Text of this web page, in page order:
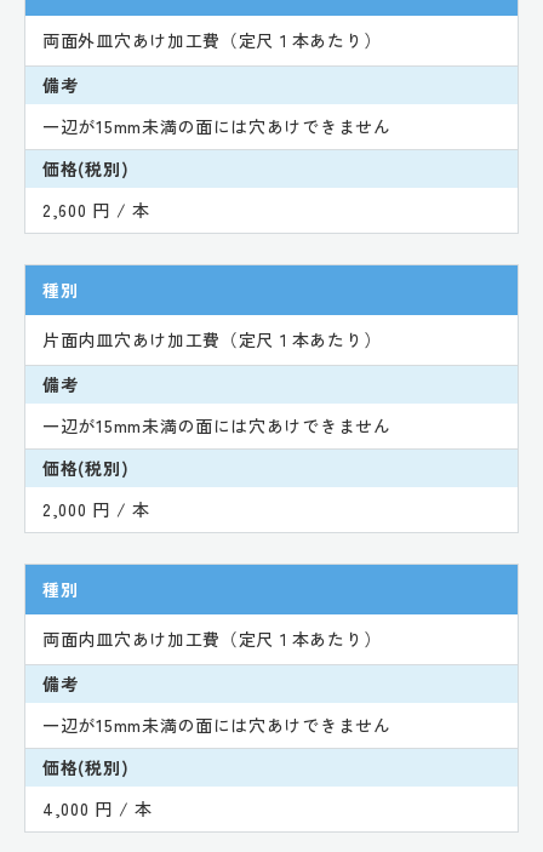
両面外皿穴あけ加工費（定尺１本あたり）
備考
一辺が15mm未満の面には穴あけできません
価格(税別)
2,600 円 / 本
種別
片面内皿穴あけ加工費（定尺１本あたり）
備考
一辺が15mm未満の面には穴あけできません
価格(税別)
2,000 円 / 本
種別
両面内皿穴あけ加工費（定尺１本あたり）
備考
一辺が15mm未満の面には穴あけできません
価格(税別)
4,000 円 / 本